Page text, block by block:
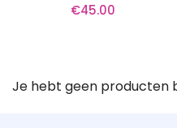
€45.00
Je hebt geen producten